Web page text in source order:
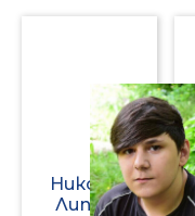
Николай
Липчев